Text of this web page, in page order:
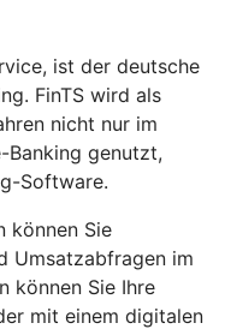
ist der deutsche
FinTS wird als
nicht nur im
Banking genutzt,
Software.
können Sie
Umsatzabfragen im
können Sie Ihre
mit einem digitalen